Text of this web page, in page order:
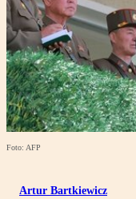
Foto: AFP
Artur Bartkiewicz